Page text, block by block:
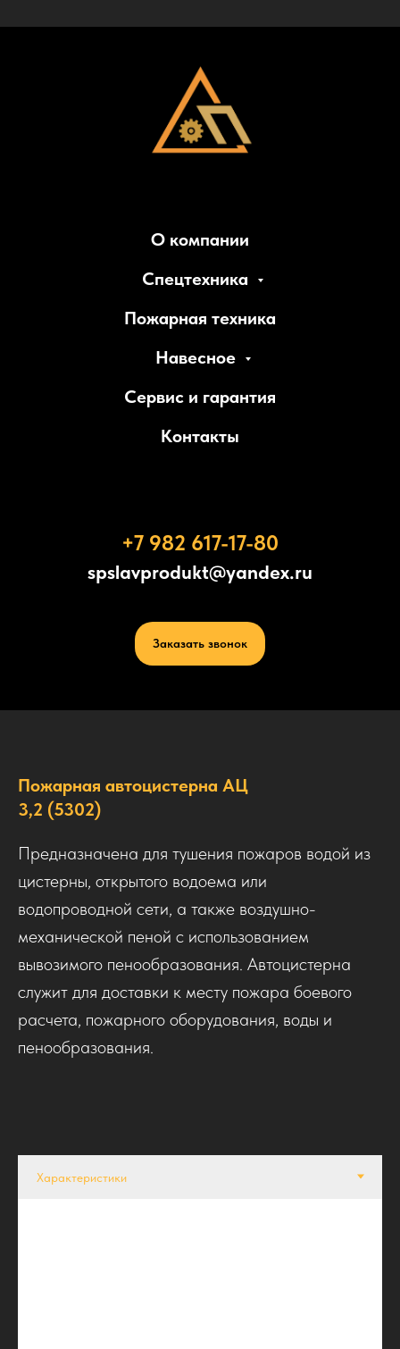
О компании
Спецтехника
Пожарная техника
Навесное
Сервис и гарантия
Контакты
+7 982 617-17-80
spslavprodukt@yandex.ru
Заказать звонок
Пожарная автоцистерна АЦ
3,2 (5302)
Предназначена для тушения пожаров водой из
цистерны, открытого водоема или
водопроводной сети, а также воздушно-
механической пеной с использованием
вывозимого пенообразования. Автоцистерна
служит для доставки к месту пожара боевого
расчета, пожарного оборудования, воды и
пенообразования.